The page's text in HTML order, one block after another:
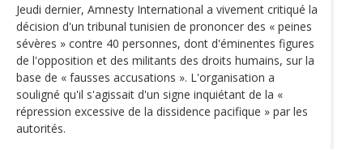
Jeudi dernier, Amnesty International a vivement critiqué la
décision d'un tribunal tunisien de prononcer des « peines
sévères » contre 40 personnes, dont d'éminentes figures
de l'opposition et des militants des droits humains, sur la
base de « fausses accusations ». L'organisation a
souligné qu'il s'agissait d'un signe inquiétant de la «
répression excessive de la dissidence pacifique » par les
autorités.